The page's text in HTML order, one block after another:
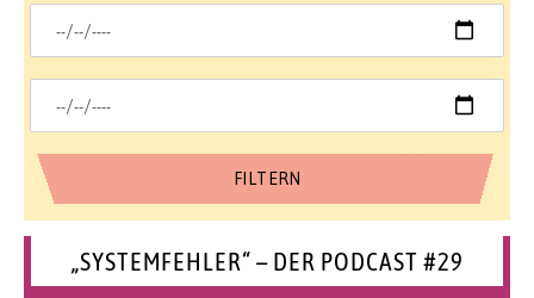
„SYSTEMFEHLER“ – DER PODCAST #29